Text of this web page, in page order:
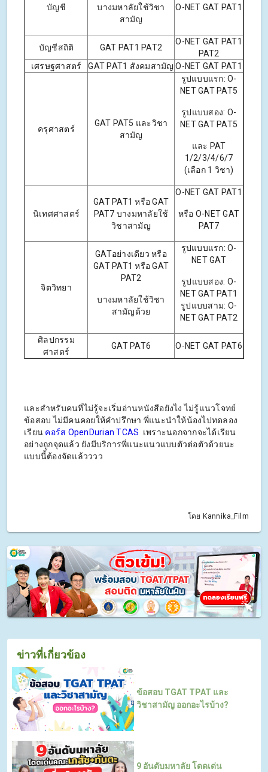
บัญชี
บางมหาลัยใช้วิชา
สามัญ
O-NET GAT PAT1
บัญชีสถิติ GAT PAT1 PAT2
O-NET GAT PAT1
PAT2
เศรษฐศาสตร์
GAT PAT1 สังคมสามัญ O-NET GAT PAT1
ครุศาสตร์
GAT PAT5 และวิชา
สามัญ
รูปแบบแรก: O-
NET GAT PAT5
รูปแบบสอง: O-
NET GAT PAT5
และ PAT
1/2/3/4/6/7
(เลือก 1 วิชา)
นิเทศศาสตร์
GAT PAT1 หรือ GAT
PAT7 บางมหาลัยใช้
วิชาสามัญ
O-NET GAT PAT1
หรือ O-NET GAT
PAT7
จิตวิทยา
GATอย่างเดียว หรือ
GAT PAT1 หรือ GAT
PAT2
บางมหาลัยใช้วิชา
สามัญด้วย
รูปแบบแรก: O-
NET GAT
รูปแบบสอง: O-
NET GAT PAT1
รูปแบบสาม: O-
NET GAT PAT2
ศิลปกรรม
ศาสตร์
GAT PAT6 O-NET GAT PAT6
และสำหรับคนที่ไม่รู้จะเริ่มอ่านหนังสือยังไง ไม่รู้แนวโจทย์
ข้อสอบ ไม่มีคนคอยให้คำปรึกษา พี่แนะนำให้น้องไปทดลอง
เรียน คอร์ส OpenDurian TCAS เพราะนอกจากจะได้เรียน
อย่างถูกจุดแล้ว ยังมีบริการพี่แนะแนวแบบตัวต่อตัวด้วยนะ
แบบนี้ต้องจัดแล้วววว
โดย Kannika_Film
ข่าวที่เกี่ยวข้อง
ข้อสอบ TGAT TPAT และ
วิชาสามัญ ออกอะไรบ้าง?
9 อันดับมหาลัย โดดเด่น